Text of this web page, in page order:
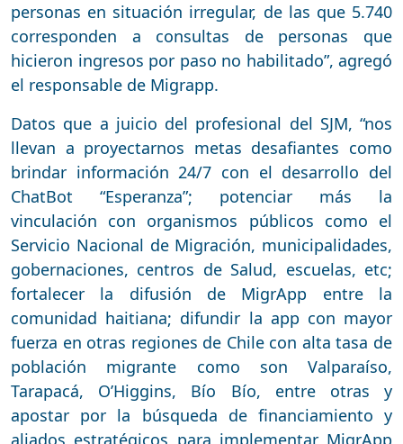
personas en situación irregular, de las que 5.740
corresponden a consultas de personas que
hicieron ingresos por paso no habilitado”, agregó
el responsable de Migrapp.
Datos que a juicio del profesional del SJM, “nos
llevan a proyectarnos metas desafiantes como
brindar información 24/7 con el desarrollo del
ChatBot “Esperanza”; potenciar más la
vinculación con organismos públicos como el
Servicio Nacional de Migración, municipalidades,
gobernaciones, centros de Salud, escuelas, etc;
fortalecer la difusión de MigrApp entre la
comunidad haitiana; difundir la app con mayor
fuerza en otras regiones de Chile con alta tasa de
población migrante como son Valparaíso,
Tarapacá, O’Higgins, Bío Bío, entre otras y
apostar por la búsqueda de financiamiento y